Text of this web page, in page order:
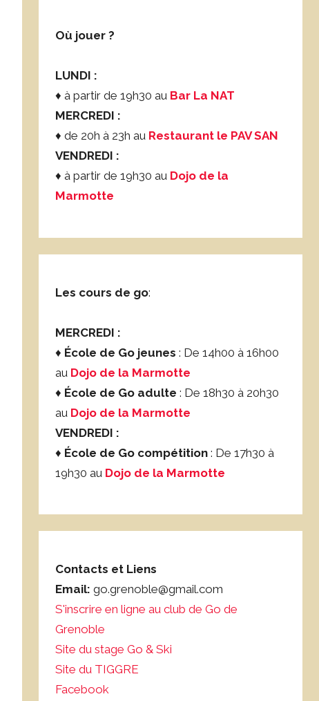
Où jouer ?
LUNDI :
♦ à partir de 19h30 au Bar La NAT
MERCREDI :
♦ de 20h à 23h au Restaurant le PAV SAN
VENDREDI :
♦ à partir de 19h30 au Dojo de la
Marmotte
Les cours de go:
MERCREDI :
♦ École de Go jeunes: De 14h00 à 16h00
au Dojo de la Marmotte
♦ École de Go adulte : De 18h30 à 20h30
au Dojo de la Marmotte
VENDREDI :
♦ École de Go compétition : De 17h30 à
19h30 au Dojo de la Marmotte
Contacts et Liens
Email: go.grenoble@gmail.com
S'inscrire en ligne au club de Go de
Grenoble
Site du stage Go & Ski
Site du TIGGRE
Facebook